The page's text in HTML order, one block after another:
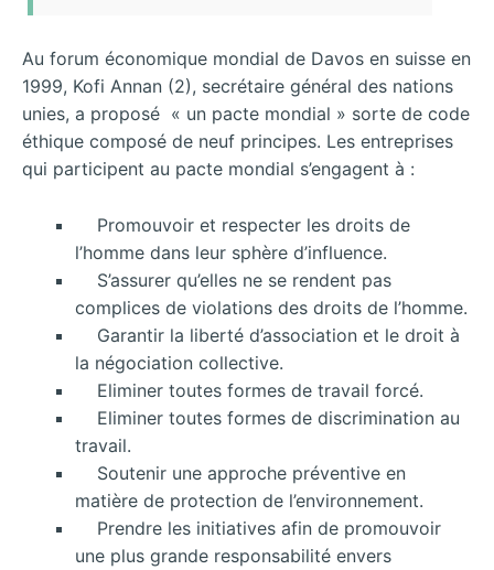
Au forum économique mondial de Davos en suisse en
1999, Kofi Annan (2), secrétaire général des nations
unies, a proposé « un pacte mondial » sorte de code
éthique composé de neuf principes. Les entreprises
qui participent au pacte mondial s’engagent à :
Promouvoir et respecter les droits de
l’homme dans leur sphère d’influence.
S’assurer qu’elles ne se rendent pas
complices de violations des droits de l’homme.
Garantir la liberté d’association et le droit à
la négociation collective.
Eliminer toutes formes de travail forcé.
Eliminer toutes formes de discrimination au
travail.
Soutenir une approche préventive en
matière de protection de l’environnement.
Prendre les initiatives afin de promouvoir
une plus grande responsabilité envers